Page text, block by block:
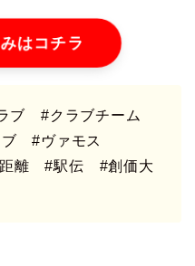
はコチラ
ラブ#クラブチーム
ブ #ヴァモス
離 #駅伝 #創価大